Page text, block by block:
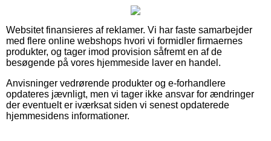
Websitet finansieres af reklamer. Vi har faste samarbejder
med flere online webshops hvori vi formidler firmaernes
produkter, og tager imod provision såfremt en af de
besøgende på vores hjemmeside laver en handel.
Anvisninger vedrørende produkter og e-forhandlere
opdateres jævnligt, men vi tager ikke ansvar for ændringer
der eventuelt er iværksat siden vi senest opdaterede
hjemmesidens informationer.